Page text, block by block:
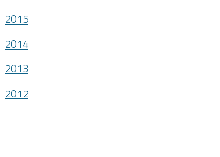
2015
2014
2013
2012